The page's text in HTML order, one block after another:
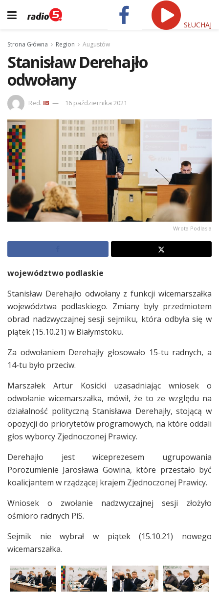
SŁUCHAJ
Strona Główna Region Augustów
Stanisław Derehajło
odwołany
Red. IB 16 października 2021
Wrota Podlasia
województwo podlaskie
Stanisław Derehajło odwołany z funkcji wicemarszałka
województwa podlaskiego. Zmiany były przedmiotem
obrad nadzwyczajnej sesji sejmiku, która odbyła się w
piątek (15.10.21) w Białymstoku.
Za odwołaniem Derehajły głosowało 15-tu radnych, a
14-tu było przeciw.
Marszałek Artur Kosicki uzasadniając wniosek o
odwołanie wicemarszałka, mówił, że to ze względu na
działalność polityczną Stanisława Derehajły, stojącą w
opozycji do priorytetów programowych, na które oddali
głos wyborcy Zjednoczonej Prawicy.
Derehajło jest wiceprezesem ugrupowania
Porozumienie Jarosława Gowina, które przestało być
koalicjantem w rządzącej krajem Zjednoczonej Prawicy.
Wniosek o zwołanie nadzwyczajnej sesji złożyło
ośmioro radnych PiS.
Sejmik nie wybrał w piątek (15.10.21) nowego
wicemarszałka.